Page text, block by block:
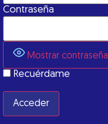
Contraseña
Mostrar contraseña
Recuérdame